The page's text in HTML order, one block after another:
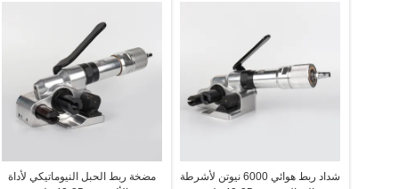
شداد ربط هوائي 6000 نيوتن لأشرطة
مضخة ربط الحبل النيوماتيكي لأداة